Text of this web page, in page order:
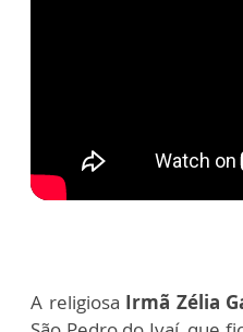
A religiosa Irmã Zélia